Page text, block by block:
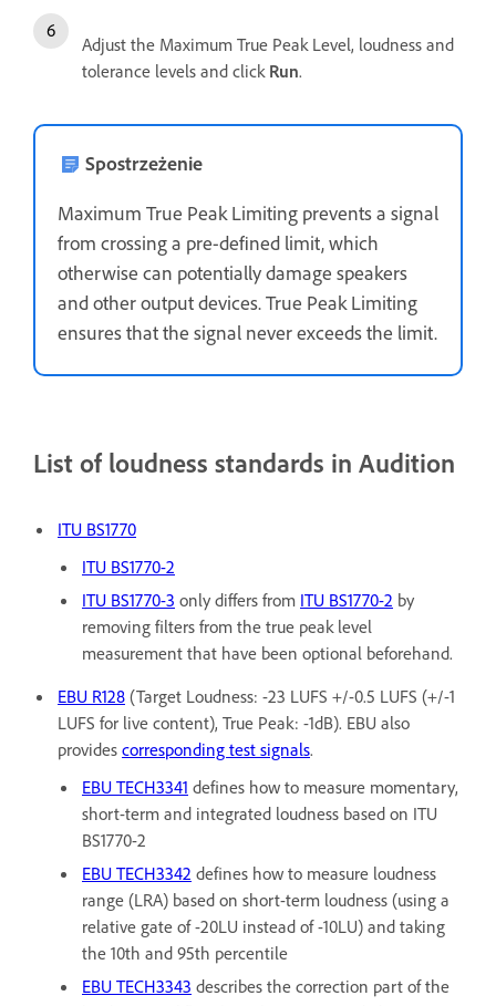
Adjust the Maximum True Peak Level, loudness and
tolerance levels and click Run.
Spostrzeżenie
Maximum True Peak Limiting prevents a signal
from crossing a pre-defined limit, which
otherwise can potentially damage speakers
and other output devices. True Peak Limiting
ensures that the signal never exceeds the limit.
List of loudness standards in Audition
ITU BS1770
ITU BS1770-2
ITU BS1770-3 only differs from ITU BS1770-2 by
removing filters from the true peak level
measurement that have been optional beforehand.
EBU R128 (Target Loudness: -23 LUFS +/-0.5 LUFS (+/-1
LUFS for live content), True Peak: -1dB). EBU also
provides corresponding test signals.
EBU TECH3341 defines how to measure momentary,
short-term and integrated loudness based on ITU
BS1770-2
EBU TECH3342 defines how to measure loudness
range (LRA) based on short-term loudness (using a
relative gate of -20LU instead of -10LU) and taking
the 10th and 95th percentile
EBU TECH3343 describes the correction part of the